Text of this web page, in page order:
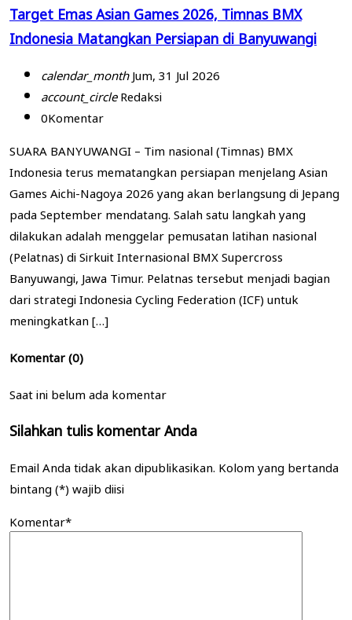
Target Emas Asian Games 2026, Timnas BMX
Indonesia Matangkan Persiapan di Banyuwangi
calendar_monthJum, 31 Jul 2026
account_circleRedaksi
0Komentar
SUARA BANYUWANGI – Tim nasional (Timnas) BMX
Indonesia terus mematangkan persiapan menjelang Asian
Games Aichi-Nagoya 2026 yang akan berlangsung di Jepang
pada September mendatang. Salah satu langkah yang
dilakukan adalah menggelar pemusatan latihan nasional
(Pelatnas) di Sirkuit Internasional BMX Supercross
Banyuwangi, Jawa Timur. Pelatnas tersebut menjadi bagian
dari strategi Indonesia Cycling Federation (ICF) untuk
meningkatkan […]
Komentar (0)
Saat ini belum ada komentar
Silahkan tulis komentar Anda
Email Anda tidak akan dipublikasikan. Kolom yang bertanda
bintang (*) wajib diisi
Komentar*